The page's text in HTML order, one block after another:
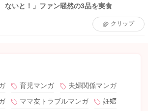
ないと！」ファン騒然の3品を実食
クリップ
育児マンガ
夫婦関係マンガ
ママ友トラブルマンガ
妊娠